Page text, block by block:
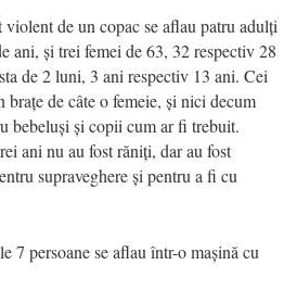
de un copac se aflau patru adulți
ani, și trei femei de 63, 32 respectiv 28
de 2 luni, 3 ani respectiv 13 ani. Cei
de câte o femeie, și nici decum
bebeluși și copii cum ar fi trebuit.
ani nu au fost răniți, dar au fost
supraveghere și pentru a fi cu
7 persoane se aflau într-o mașină cu